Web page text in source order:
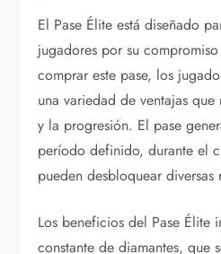
El Pase Élite está diseñado
jugadores por su
comprar este pase, los
una variedad de ventajas
y la progresión. El pase
período definido, durante el
pueden desbloquear diversas
Los beneficios del Pase Élite
constante de diamantes, que